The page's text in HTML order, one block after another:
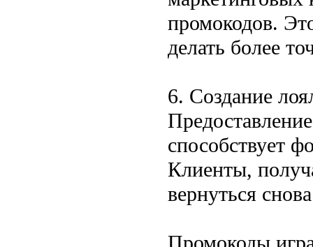
промокодов.
делать более
6. Создание
способствует
Клиенты,
вернуться